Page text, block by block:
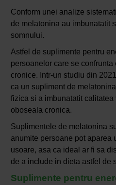
Conform unei analize
de melatonina au imbunatatit
somnului.
Astfel de suplimente pentru
persoanelor care se
cronice. Intr-un studiu din
ca un supliment de
fizica si a imbunatatit
oboseala cronica.
Suplimentele de melatonina
anumite persoane pot aparea
usoare, asa ca ideal ar fi sa
de a include in dieta astfel de
Suplimente pentru